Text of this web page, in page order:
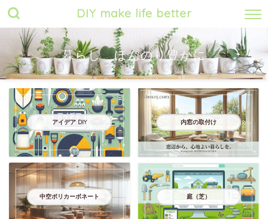
DIY make life better
暮らし ほんのり豊かに
Quality of life
アイデア DIY 内窓の取付け
中空ポリカーボネート 庭（芝）